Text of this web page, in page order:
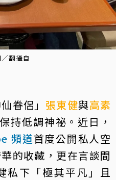
翻攝自
眷侶」 張東健與高素
持低調神祕。近日，
頻道首度公開私人空
的收藏，更在言談間
私下「極其平凡」且